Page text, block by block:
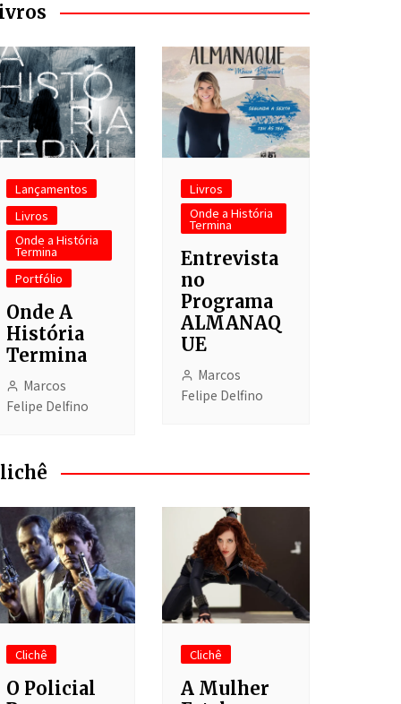
Lançamentos
Livros
Onde a História
Termina
Portfólio
Onde A
História
Termina
Marcos
Felipe Delfino
Livros
Onde a História
Termina
Entrevista
no
Programa
ALMANAQ
UE
Marcos
Felipe Delfino
Clichê
O Policial
Clichê
A Mulher